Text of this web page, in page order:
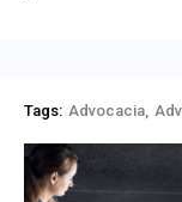
Tags: Advocacia